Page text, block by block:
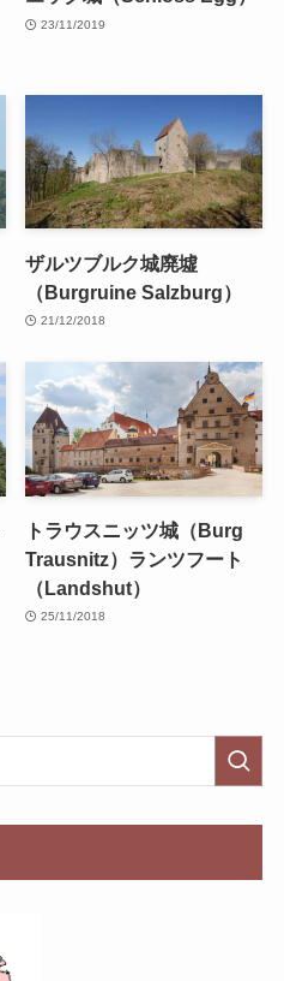
23/11/2019
ザルツブルク城廃墟
（Burgruine Salzburg）
21/12/2018
トラウスニッツ城（Burg
Trausnitz）ランツフート
（Landshut）
25/11/2018